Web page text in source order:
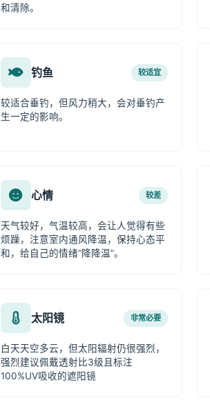
和清除。
钓鱼 较适宜
较适合垂钓，但风力稍大，会对垂钓产
生一定的影响。
心情 较差
天气较好，气温较高，会让人觉得有些
烦躁，注意室内通风降温，保持心态平
和，给自己的情绪“降降温”。
太阳镜 非常必要
白天天空多云，但太阳辐射仍很强烈，
强烈建议佩戴透射比3级且标注
100%UV吸收的遮阳镜